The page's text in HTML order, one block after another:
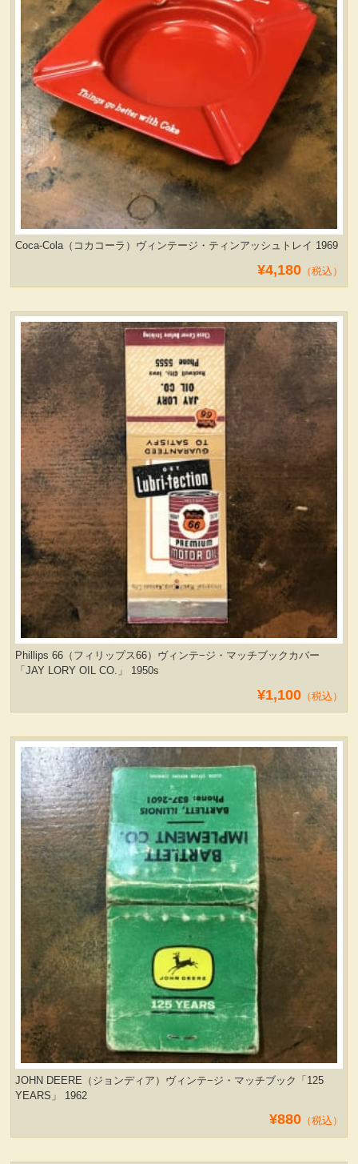
Coca-Cola（コカコーラ）ヴィンテージ・ティンアッシュトレイ 1969
¥4,180（税込）
Phillips 66（フィリップス66）ヴィンテ−ジ・マッチブックカバー
「JAY LORY OIL CO.」 1950s
¥1,100（税込）
JOHN DEERE（ジョンディア）ヴィンテ−ジ・マッチブック「125
YEARS」 1962
¥880（税込）